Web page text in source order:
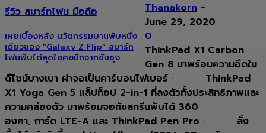
รีวิว สมาร์ทโฟน มือถือ
เผยเบื้องหลัง นวัตกรรมบานพับหนึ่ง
เดียวของ “Galaxy Z Flip” สมาร์ท
โฟนพับได้สุดไอคอนิกจากซัมซุง
Thanakorn -
June 29, 2020
0
ThinkPad X1 Carbon
Gen 8 มาพร้อมความอึดใน
ดีไซน์บางเบา ฝาจอเป็นคาร์บอนไฟเบอร์ · ThinkPad
X1 Yoga Gen 5 แล็ปท็อป 2-in-1 ที่ลงตัวทั้งประสิทธิภาพและ
ความคล่องตัว มาพร้อมจอทัชสกรีนพับได้ 360
องศา, การ์ด LTE-A และ ThinkPad Pen Pro · สั่ง